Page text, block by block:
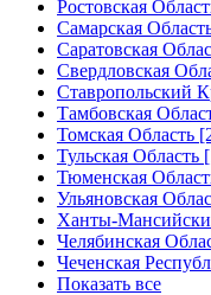
Ростовская
Самарская
Саратовская
Свердловская
Ставропольский
Тамбовская
Томская Область
Тульская Область
Тюменская
Ульяновская
Ханты-
Челябинская
Чеченская
Показать все